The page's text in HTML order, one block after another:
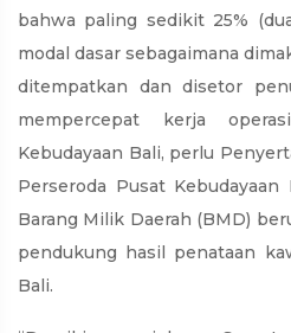
bahwa paling sedikit 25%
modal dasar sebagaimana
ditempatkan dan disetor
mempercepat kerja
Kebudayaan Bali, perlu
Perseroda Pusat
Barang Milik Daerah (BMD)
pendukung hasil penataan
Bali.